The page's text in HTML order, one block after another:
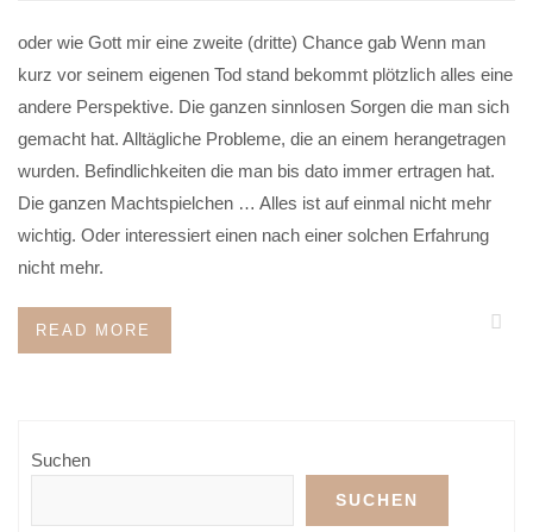
oder wie Gott mir eine zweite (dritte) Chance gab Wenn man
kurz vor seinem eigenen Tod stand bekommt plötzlich alles eine
andere Perspektive. Die ganzen sinnlosen Sorgen die man sich
gemacht hat. Alltägliche Probleme, die an einem herangetragen
wurden. Befindlichkeiten die man bis dato immer ertragen hat.
Die ganzen Machtspielchen … Alles ist auf einmal nicht mehr
wichtig. Oder interessiert einen nach einer solchen Erfahrung
nicht mehr.
READ MORE
Suchen
SUCHEN